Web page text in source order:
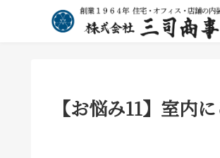
【お悩み11】室内